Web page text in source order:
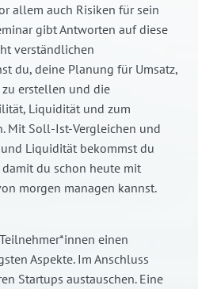
allem auch Risiken für sein
gibt Antworten auf diese
verständlichen
du, deine Planung für Umsatz,
erstellen und die
Liquidität und zum
Mit Soll-Ist-Vergleichen und
Liquidität bekommst du
damit du schon heute mit
morgen managen kannst.
einen
Aspekte. Im Anschluss
Startups austauschen. Eine